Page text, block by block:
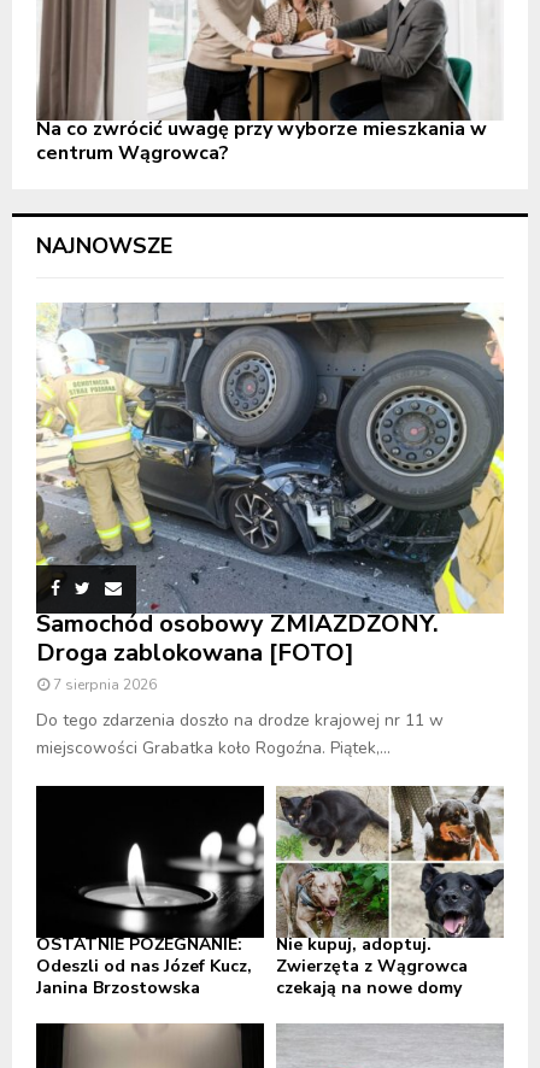
Na co zwrócić uwagę przy wyborze mieszkania w
centrum Wągrowca?
NAJNOWSZE
Samochód osobowy ZMIAŻDŻONY.
Droga zablokowana [FOTO]
7 sierpnia 2026
Do tego zdarzenia doszło na drodze krajowej nr 11 w
miejscowości Grabatka koło Rogoźna. Piątek,...
OSTATNIE POŻEGNANIE:
Odeszli od nas Józef Kucz,
Janina Brzostowska
Nie kupuj, adoptuj.
Zwierzęta z Wągrowca
czekają na nowe domy